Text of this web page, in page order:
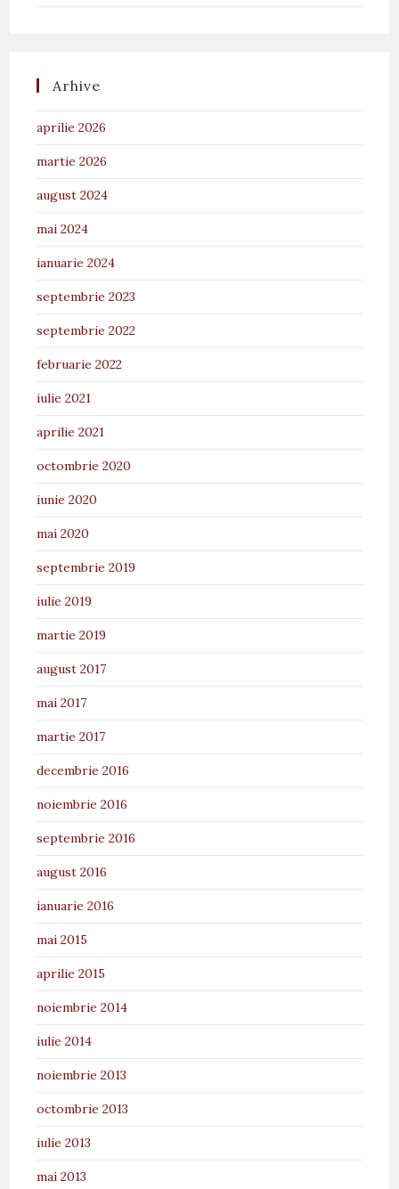
Arhive
aprilie 2026
martie 2026
august 2024
mai 2024
ianuarie 2024
septembrie 2023
septembrie 2022
februarie 2022
iulie 2021
aprilie 2021
octombrie 2020
iunie 2020
mai 2020
septembrie 2019
iulie 2019
martie 2019
august 2017
mai 2017
martie 2017
decembrie 2016
noiembrie 2016
septembrie 2016
august 2016
ianuarie 2016
mai 2015
aprilie 2015
noiembrie 2014
iulie 2014
noiembrie 2013
octombrie 2013
iulie 2013
mai 2013